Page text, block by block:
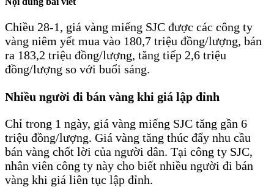
Chiều 28-1, giá vàng miếng SJC được các công ty
vàng niêm yết mua vào 180,7 triệu đồng/lượng, bán
ra 183,2 triệu đồng/lượng, tăng tiếp 2,6 triệu
đồng/lượng so với buổi sáng.
Nhiều người đi bán vàng khi giá lập đỉnh
Chỉ trong 1 ngày, giá vàng miếng SJC tăng gần 6
triệu đồng/lượng. Giá vàng tăng thúc đẩy nhu cầu
bán vàng chốt lời của người dân. Tại công ty SJC,
nhân viên công ty này cho biết nhiều người đi bán
vàng khi giá liên tục lập đỉnh.